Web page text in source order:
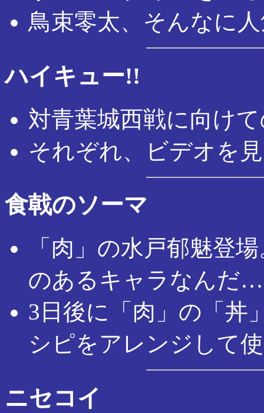
鳥束零太、そんなに
ハイキュー!!
対青葉城西戦に向け
それぞれ、ビデオを
食戟のソーマ
「肉」の水戸郁魅登
のあるキャラなんだ
3日後に「肉」の「丼
シピをアレンジして
ニセコイ